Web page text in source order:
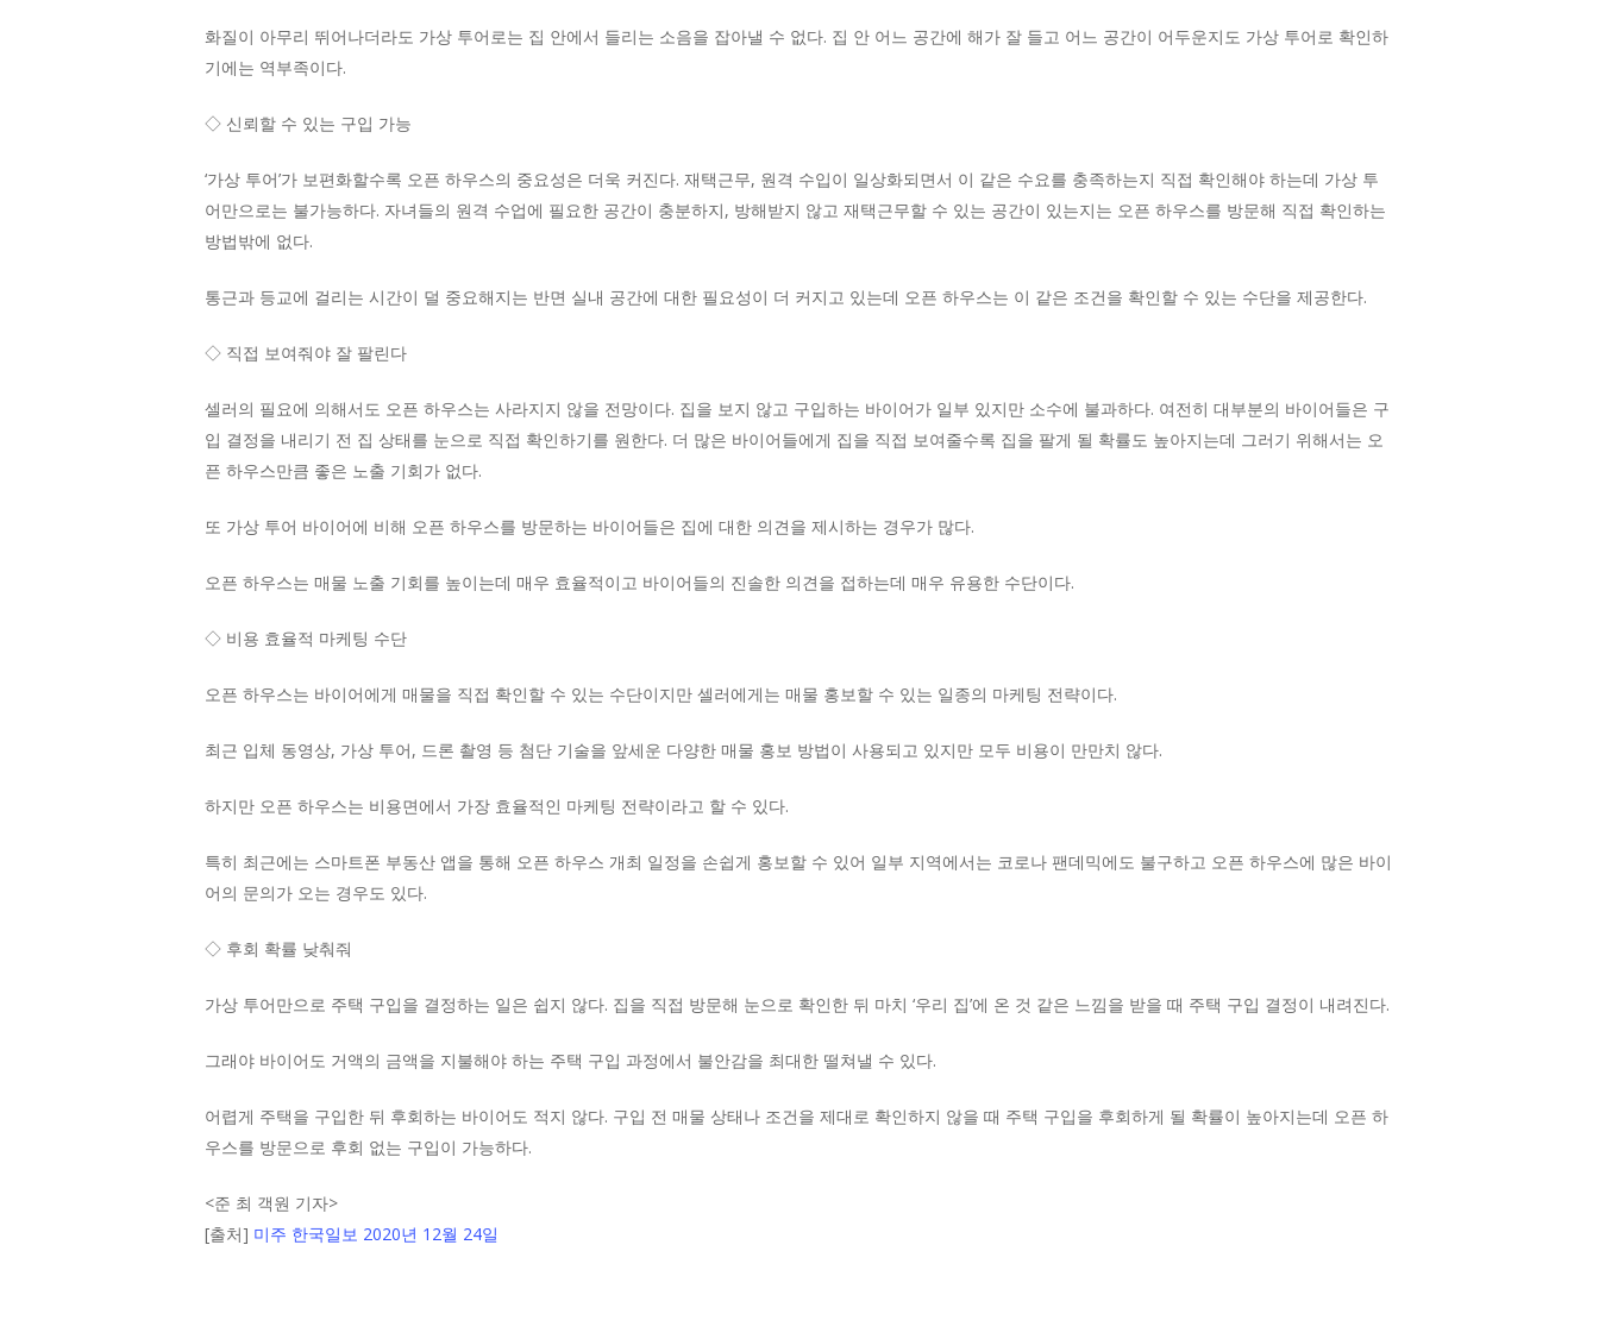
화질이 아무리 뛰어나더라도 가상 투어로는 집 안에서 들리는 소음을 잡아낼 수 없다. 집 안 어느 공간에 해가 잘 들고 어느 공간이 어두운지도 가상 투어로 확인하
기에는 역부족이다.
◇ 신뢰할 수 있는 구입 가능
‘가상 투어’가 보편화할수록 오픈 하우스의 중요성은 더욱 커진다. 재택근무, 원격 수입이 일상화되면서 이 같은 수요를 충족하는지 직접 확인해야 하는데 가상 투
어만으로는 불가능하다. 자녀들의 원격 수업에 필요한 공간이 충분하지, 방해받지 않고 재택근무할 수 있는 공간이 있는지는 오픈 하우스를 방문해 직접 확인하는
방법밖에 없다.
통근과 등교에 걸리는 시간이 덜 중요해지는 반면 실내 공간에 대한 필요성이 더 커지고 있는데 오픈 하우스는 이 같은 조건을 확인할 수 있는 수단을 제공한다.
◇ 직접 보여줘야 잘 팔린다
셀러의 필요에 의해서도 오픈 하우스는 사라지지 않을 전망이다. 집을 보지 않고 구입하는 바이어가 일부 있지만 소수에 불과하다. 여전히 대부분의 바이어들은 구
입 결정을 내리기 전 집 상태를 눈으로 직접 확인하기를 원한다. 더 많은 바이어들에게 집을 직접 보여줄수록 집을 팔게 될 확률도 높아지는데 그러기 위해서는 오
픈 하우스만큼 좋은 노출 기회가 없다.
또 가상 투어 바이어에 비해 오픈 하우스를 방문하는 바이어들은 집에 대한 의견을 제시하는 경우가 많다.
오픈 하우스는 매물 노출 기회를 높이는데 매우 효율적이고 바이어들의 진솔한 의견을 접하는데 매우 유용한 수단이다.
◇ 비용 효율적 마케팅 수단
오픈 하우스는 바이어에게 매물을 직접 확인할 수 있는 수단이지만 셀러에게는 매물 홍보할 수 있는 일종의 마케팅 전략이다.
최근 입체 동영상, 가상 투어, 드론 촬영 등 첨단 기술을 앞세운 다양한 매물 홍보 방법이 사용되고 있지만 모두 비용이 만만치 않다.
하지만 오픈 하우스는 비용면에서 가장 효율적인 마케팅 전략이라고 할 수 있다.
특히 최근에는 스마트폰 부동산 앱을 통해 오픈 하우스 개최 일정을 손쉽게 홍보할 수 있어 일부 지역에서는 코로나 팬데믹에도 불구하고 오픈 하우스에 많은 바이
어의 문의가 오는 경우도 있다.
◇ 후회 확률 낮춰줘
가상 투어만으로 주택 구입을 결정하는 일은 쉽지 않다. 집을 직접 방문해 눈으로 확인한 뒤 마치 ‘우리 집’에 온 것 같은 느낌을 받을 때 주택 구입 결정이 내려진다.
그래야 바이어도 거액의 금액을 지불해야 하는 주택 구입 과정에서 불안감을 최대한 떨쳐낼 수 있다.
어렵게 주택을 구입한 뒤 후회하는 바이어도 적지 않다. 구입 전 매물 상태나 조건을 제대로 확인하지 않을 때 주택 구입을 후회하게 될 확률이 높아지는데 오픈 하
우스를 방문으로 후회 없는 구입이 가능하다.
<준 최 객원 기자>
[출처] 미주 한국일보 2020년 12월 24일